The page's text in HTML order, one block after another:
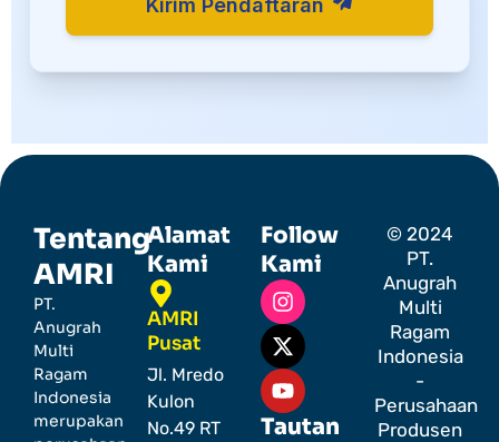
Kirim Pendaftaran
Tentang
AMRI
PT.
Anugrah
Multi
Ragam
Indonesia
merupakan
Alamat
Kami
AMRI
Pusat
Jl. Mredo
Kulon
No.49 RT
Follow
Kami
Tautan
© 2024
PT.
Anugrah
Multi
Ragam
Indonesia
-
Perusahaan
Produsen